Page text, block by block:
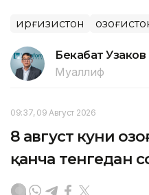
Қирғизистон
Бекабат Узаков
Муаллиф
09:37, 09 Август 2026
8 август куни
қанча тенгедан